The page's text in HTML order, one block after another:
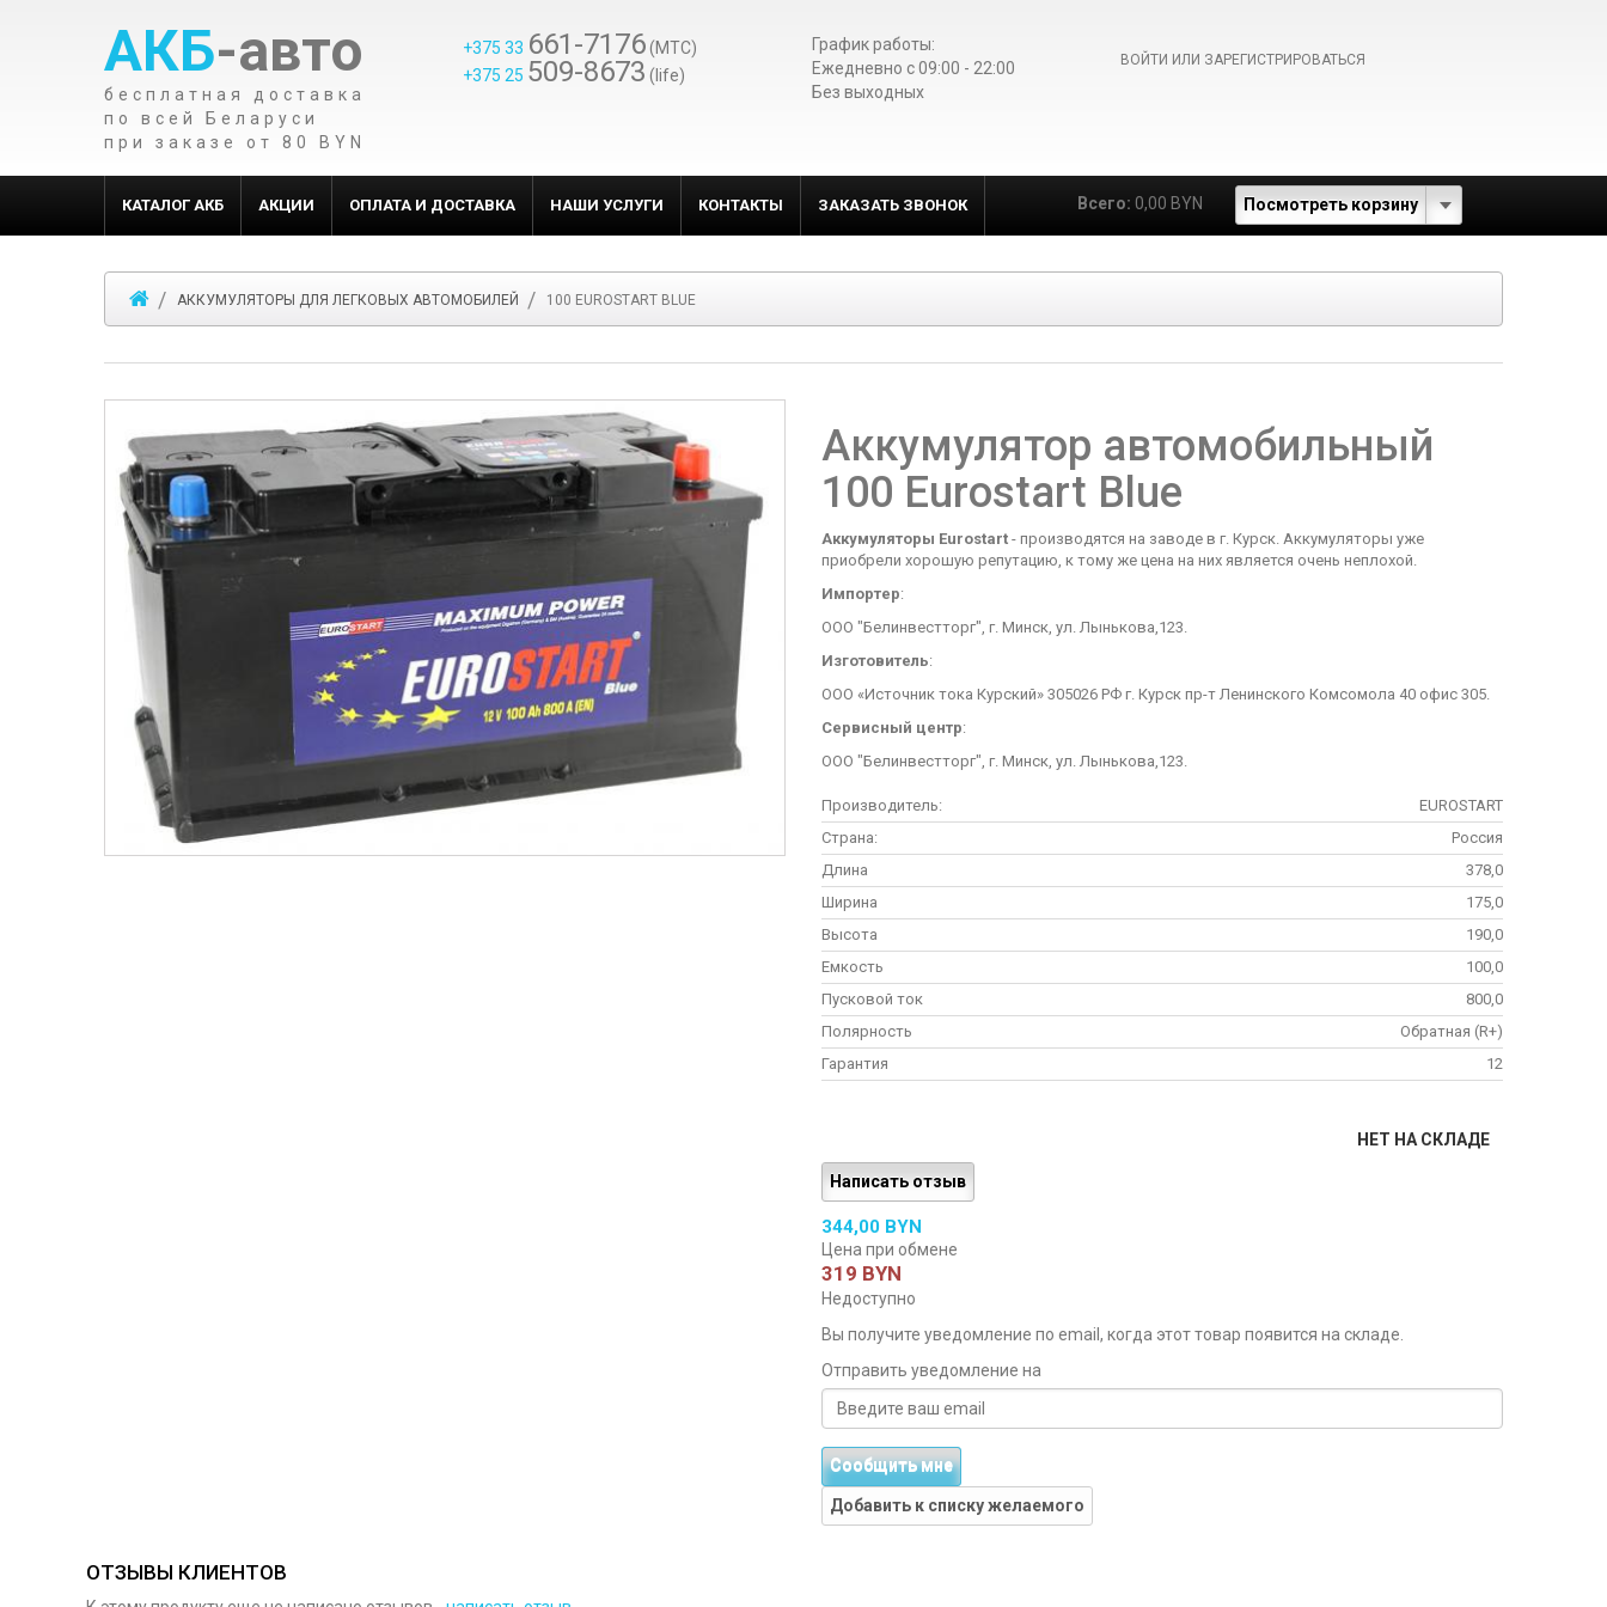
АКБ-авто
бесплатная доставка
по всей Беларуси
при заказе от 80 BYN
+375 33 661-7176(МТС)
+375 25 509-8673 (life)
График работы:
Ежедневно c 09:00 - 22:00
Без выходных
ВОЙТИ ИЛИ ЗАРЕГИСТРИРОВАТЬСЯ
КАТАЛОГ АКБ АКЦИИ ОПЛАТА И ДОСТАВКА НАШИ УСЛУГИ КОНТАКТЫ ЗАКАЗАТЬ ЗВОНОК Всего: 0,00 BYN Посмотреть корзину
АККУМУЛЯТОРЫ ДЛЯ ЛЕГКОВЫХ АВТОМОБИЛЕЙ 100 EUROSTART BLUE
Аккумулятор автомобильный
100 Eurostart Blue
Аккумуляторы Eurostart - производятся на заводе в г. Курск. Аккумуляторы уже
приобрели хорошую репутацию, к тому же цена на них является очень неплохой.
Импортер:
ООО "Белинвестторг", г. Минск, ул. Лынькова,123.
Изготовитель:
ООО «Источник тока Курский» 305026 РФ г. Курск пр-т Ленинского Комсомола 40 офис 305.
Сервисный центр:
ООО "Белинвестторг", г. Минск, ул. Лынькова,123.
Производитель:
EUROSTART
Страна:
Россия
Длина
378,0
Ширина
175,0
Высота
190,0
Емкость
100,0
Пусковой ток
800,0
Полярность
Обратная (R+)
Гарантия
12
НЕТ НА СКЛАДЕ
Написать отзыв
344,00 BYN
Цена при обмене
319 BYN
Недоступно
Вы получите уведомление по email, когда этот товар появится на складе.
Отправить уведомление на
Сообщить мне
Добавить к списку желаемого
ОТЗЫВЫ КЛИЕНТОВ